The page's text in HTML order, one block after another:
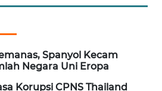
Spanyol Kecam
Negara Uni Eropa
Korupsi CPNS Thailand